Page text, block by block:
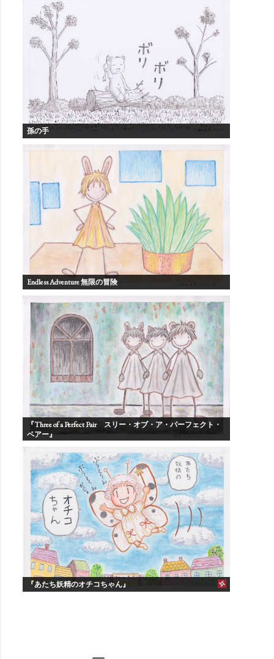
孫の手
Endless Adventure 無限の冒険
『Three of a Perfect Pair スリー・オブ・ア・パーフェクト・
ペアー』
『あたち妖精のオチコちゃん』